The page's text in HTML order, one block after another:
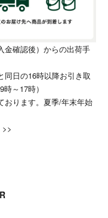
金確認後）からの出荷手
同日の16時以降お引き取
～17時）
おります。夏季/年末年始